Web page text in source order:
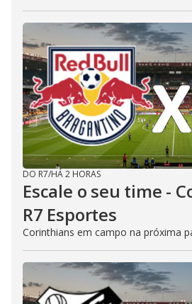
DO R7/HÁ 2 HORAS
Escale o seu time -
R7 Esportes
Corinthians em campo na próxima